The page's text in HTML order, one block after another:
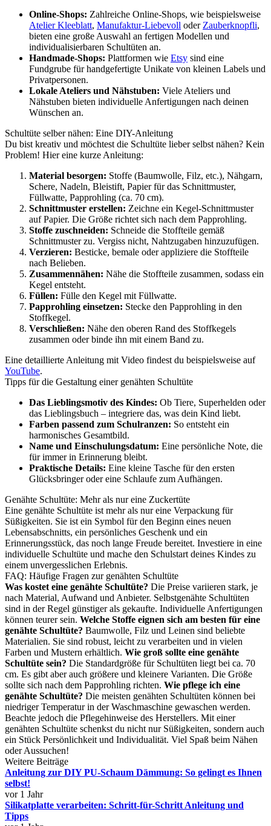
Online-Shops: Zahlreiche Online-Shops, wie beispielsweise
Atelier Kleeblatt, Manufaktur-Liebevoll oder Zauberknopfli,
bieten eine große Auswahl an fertigen Modellen und
individualisierbaren Schultüten an.
Handmade-Shops: Plattformen wie Etsy sind eine
Fundgrube für handgefertigte Unikate von kleinen Labels und
Privatpersonen.
Lokale Ateliers und Nähstuben: Viele Ateliers und
Nähstuben bieten individuelle Anfertigungen nach deinen
Wünschen an.
Schultüte selber nähen: Eine DIY-Anleitung
Du bist kreativ und möchtest die Schultüte lieber selbst nähen? Kein
Problem! Hier eine kurze Anleitung:
Material besorgen: Stoffe (Baumwolle, Filz, etc.), Nähgarn,
Schere, Nadeln, Bleistift, Papier für das Schnittmuster,
Füllwatte, Papprohling (ca. 70 cm).
Schnittmuster erstellen: Zeichne ein Kegel-Schnittmuster
auf Papier. Die Größe richtet sich nach dem Papprohling.
Stoffe zuschneiden: Schneide die Stoffteile gemäß
Schnittmuster zu. Vergiss nicht, Nahtzugaben hinzuzufügen.
Verzieren: Besticke, bemale oder appliziere die Stoffteile
nach Belieben.
Zusammennähen: Nähe die Stoffteile zusammen, sodass ein
Kegel entsteht.
Füllen: Fülle den Kegel mit Füllwatte.
Papprohling einsetzen: Stecke den Papprohling in den
Stoffkegel.
Verschließen: Nähe den oberen Rand des Stoffkegels
zusammen oder binde ihn mit einem Band zu.
Eine detaillierte Anleitung mit Video findest du beispielsweise auf
YouTube.
Tipps für die Gestaltung einer genähten Schultüte
Das Lieblingsmotiv des Kindes: Ob Tiere, Superhelden oder
das Lieblingsbuch – integriere das, was dein Kind liebt.
Farben passend zum Schulranzen: So entsteht ein
harmonisches Gesamtbild.
Name und Einschulungsdatum: Eine persönliche Note, die
für immer in Erinnerung bleibt.
Praktische Details: Eine kleine Tasche für den ersten
Glücksbringer oder eine Schlaufe zum Aufhängen.
Genähte Schultüte: Mehr als nur eine Zuckertüte
Eine genähte Schultüte ist mehr als nur eine Verpackung für
Süßigkeiten. Sie ist ein Symbol für den Beginn eines neuen
Lebensabschnitts, ein persönliches Geschenk und ein
Erinnerungsstück, das noch lange Freude bereitet. Investiere in eine
individuelle Schultüte und mache den Schulstart deines Kindes zu
einem unvergesslichen Erlebnis.
FAQ: Häufige Fragen zur genähten Schultüte
Was kostet eine genähte Schultüte? Die Preise variieren stark, je
nach Material, Aufwand und Anbieter. Selbstgenähte Schultüten
sind in der Regel günstiger als gekaufte. Individuelle Anfertigungen
können teurer sein. Welche Stoffe eignen sich am besten für eine
genähte Schultüte? Baumwolle, Filz und Leinen sind beliebte
Materialien. Sie sind robust, leicht zu verarbeiten und in vielen
Farben und Mustern erhältlich. Wie groß sollte eine genähte
Schultüte sein? Die Standardgröße für Schultüten liegt bei ca. 70
cm. Es gibt aber auch größere und kleinere Varianten. Die Größe
sollte sich nach dem Papprohling richten. Wie pflege ich eine
genähte Schultüte? Die meisten genähten Schultüten können bei
niedriger Temperatur in der Waschmaschine gewaschen werden.
Beachte jedoch die Pflegehinweise des Herstellers. Mit einer
genähten Schultüte schenkst du nicht nur Süßigkeiten, sondern auch
ein Stück Persönlichkeit und Individualität. Viel Spaß beim Nähen
oder Aussuchen!
Weitere Beiträge
Anleitung zur DIY PU-Schaum Dämmung: So gelingt es Ihnen
selbst!
vor 1 Jahr
Silikatplatte verarbeiten: Schritt-für-Schritt Anleitung und
Tipps